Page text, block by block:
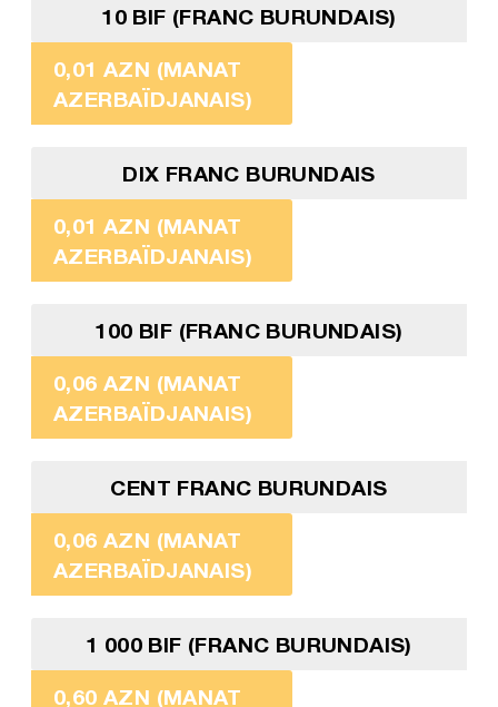
10 BIF (FRANC BURUNDAIS)
0,01 AZN (MANAT
AZERBAÏDJANAIS)
DIX FRANC BURUNDAIS
0,01 AZN (MANAT
AZERBAÏDJANAIS)
100 BIF (FRANC BURUNDAIS)
0,06 AZN (MANAT
AZERBAÏDJANAIS)
CENT FRANC BURUNDAIS
0,06 AZN (MANAT
AZERBAÏDJANAIS)
1 000 BIF (FRANC BURUNDAIS)
0,60 AZN (MANAT